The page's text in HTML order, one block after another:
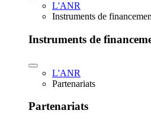
L'ANR
Instruments de
Instruments de
L'ANR
Partenariats
Partenariats